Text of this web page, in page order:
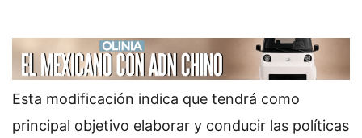
Esta modificación indica que tendrá como
principal objetivo elaborar y conducir las políticas